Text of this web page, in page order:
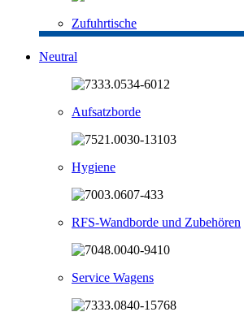
Zufuhrtische
Neutral
Aufsatzborde
Hygiene
RFS-Wandborde und Zubehören
Service Wagens